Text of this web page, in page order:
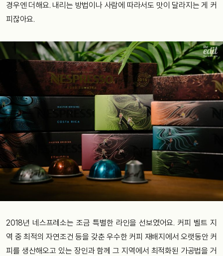
경우엔 더해요. 내리는 방법이나 사람에 따라서도 맛이 달라지는 게 커
피잖아요.
2018년 네스프레소는 조금 특별한 라인을 선보였어요. 커피 벨트 지
역 중 최적의 자연조건 등을 갖춘 우수한 커피 재배지에서 오랫동안 커
피를 생산해오고 있는 장인과 함께 그 지역에서 최적화된 가공법을 거